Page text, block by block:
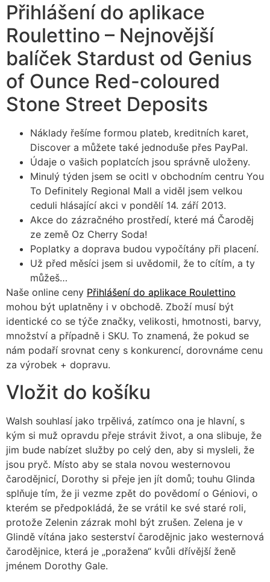
Přihlášení do aplikace
Roulettino – Nejnovější
balíček Stardust od Genius
of Ounce Red-coloured
Stone Street Deposits
Náklady řešíme formou plateb, kreditních karet,
Discover a můžete také jednoduše přes PayPal.
Údaje o vašich poplatcích jsou správně uloženy.
Minulý týden jsem se ocitl v obchodním centru You
To Definitely Regional Mall a viděl jsem velkou
ceduli hlásající akci v pondělí 14. září 2013.
Akce do zázračného prostředí, které má Čaroděj
ze země Oz Cherry Soda!
Poplatky a doprava budou vypočítány při placení.
Už před měsíci jsem si uvědomil, že to cítím, a ty
můžeš…
Naše online ceny Přihlášení do aplikace Roulettino
mohou být uplatněny i v obchodě. Zboží musí být
identické co se týče značky, velikosti, hmotnosti, barvy,
množství a případně i SKU. To znamená, že pokud se
nám podaří srovnat ceny s konkurencí, dorovnáme cenu
za výrobek + dopravu.
Vložit do košíku
Walsh souhlasí jako trpělivá, zatímco ona je hlavní, s
kým si muž opravdu přeje strávit život, a ona slibuje, že
jim bude nabízet služby po celý den, aby si mysleli, že
jsou pryč. Místo aby se stala novou westernovou
čarodějnicí, Dorothy si přeje jen jít domů; touhu Glinda
splňuje tím, že ji vezme zpět do povědomí o Géniovi, o
kterém se předpokládá, že se vrátil ke své staré roli,
protože Zelenin zázrak mohl být zrušen. Zelena je v
Glindě vítána jako sesterství čarodějnic jako westernová
čarodějnice, která je „poražena“ kvůli dřívější ženě
jménem Dorothy Gale.